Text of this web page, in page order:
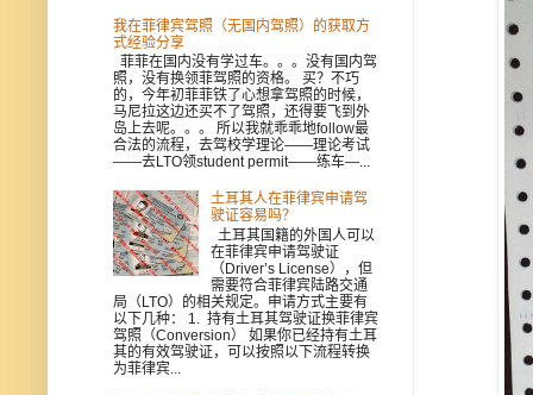
我在菲律宾驾照（无国内驾照）的获取方
式经验分享
菲菲在国内没有学过车。。。没有国内驾
照，没有换领菲驾照的资格。 买？不巧
的，今年初菲菲铁了心想拿驾照的时候，
马尼拉这边还买不了驾照，还得要飞到外
岛上去呢。。。 所以我就乖乖地follow最
合法的流程，去驾校学理论——理论考试
——去LTO领student permit——练车—...
土耳其人在菲律宾申请驾
驶证容易吗？
土耳其国籍的外国人可以
在菲律宾申请驾驶证
（Driver’s License），但
需要符合菲律宾陆路交通
局（LTO）的相关规定。申请方式主要有
以下几种： 1. 持有土耳其驾驶证换菲律宾
驾照（Conversion） 如果你已经持有土耳
其的有效驾驶证，可以按照以下流程转换
为菲律宾...